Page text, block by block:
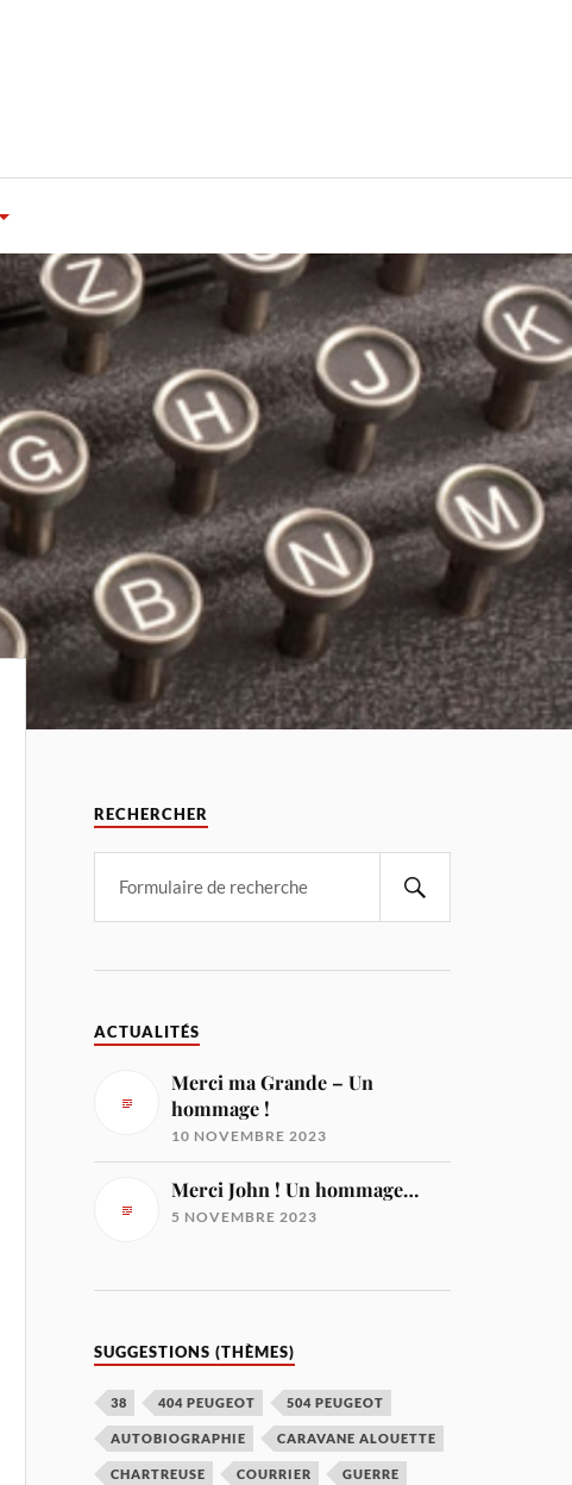
RECHERCHER
ACTUALITÉS
Merci ma Grande – Un
hommage !
10 NOVEMBRE 2023
Merci John ! Un hommage…
5 NOVEMBRE 2023
SUGGESTIONS (THÈMES)
38 404 PEUGEOT 504 PEUGEOT
AUTOBIOGRAPHIE CARAVANE ALOUETTE
CHARTREUSE COURRIER GUERRE